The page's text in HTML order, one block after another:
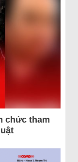
chức tham